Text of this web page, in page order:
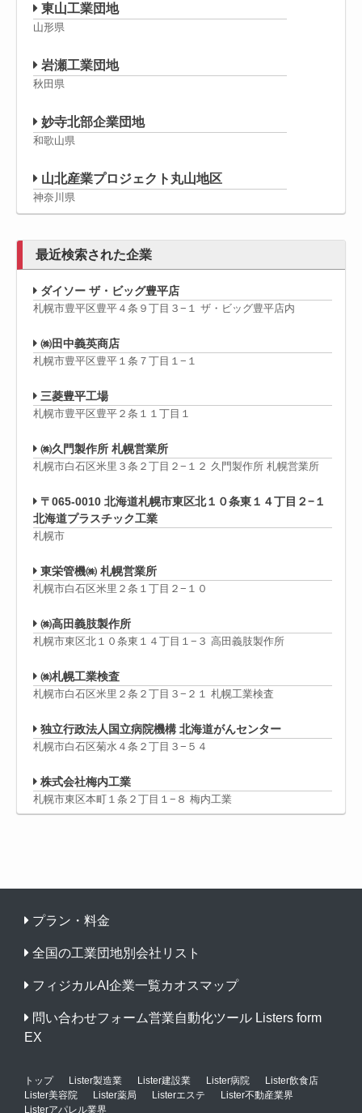
東山工業団地
山形県
岩瀬工業団地
秋田県
妙寺北部企業団地
和歌山県
山北産業プロジェクト丸山地区
神奈川県
最近検索された企業
ダイソー ザ・ビッグ豊平店
札幌市豊平区豊平４条９丁目３−１ ザ・ビッグ豊平店内
㈱田中義英商店
札幌市豊平区豊平１条７丁目１−１
三菱豊平工場
札幌市豊平区豊平２条１１丁目１
㈱久門製作所 札幌営業所
札幌市白石区米里３条２丁目２−１２ 久門製作所 札幌営業所
〒065-0010 北海道札幌市東区北１０条東１４丁目２−１
北海道プラスチック工業
札幌市
東栄管機㈱ 札幌営業所
札幌市白石区米里２条１丁目２−１０
㈱高田義肢製作所
札幌市東区北１０条東１４丁目１−３ 高田義肢製作所
㈱札幌工業検査
札幌市白石区米里２条２丁目３−２１ 札幌工業検査
独立行政法人国立病院機構 北海道がんセンター
札幌市白石区菊水４条２丁目３−５４
株式会社梅内工業
札幌市東区本町１条２丁目１−８ 梅内工業
プラン・料金
全国の工業団地別会社リスト
フィジカルAI企業一覧カオスマップ
問い合わせフォーム営業自動化ツール Listers form
EX
トップ Lister製造業 Lister建設業 Lister病院
Lister飲食店
Lister美容院
Lister薬局 Listerエステ
Lister不動産業界
Listerアパレル業界